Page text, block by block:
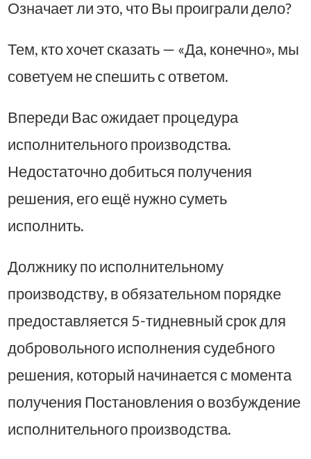
Означает ли это, что Вы проиграли дело?
Тем, кто хочет сказать — «Да, конечно», мы
советуем не спешить с ответом.
Впереди Вас ожидает процедура
исполнительного производства.
Недостаточно добиться получения
решения, его ещё нужно суметь
исполнить.
Должнику по исполнительному
производству, в обязательном порядке
предоставляется 5-тидневный срок для
добровольного исполнения судебного
решения, который начинается с момента
получения Постановления о возбуждение
исполнительного производства.